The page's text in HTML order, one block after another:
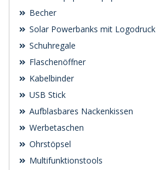
Becher
Solar Powerbanks mit Logodruck
Schuhregale
Flaschenöffner
Kabelbinder
USB Stick
Aufblasbares Nackenkissen
Werbetaschen
Ohrstöpsel
Multifunktionstools